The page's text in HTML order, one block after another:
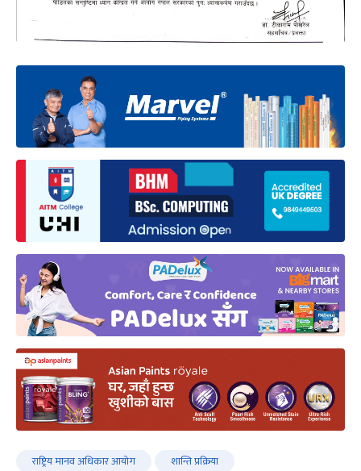
राष्ट्रिय मानव अधिकार आयोग शान्ति प्रक्रिया